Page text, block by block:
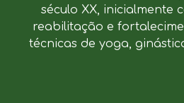
século XX, inicialmente
reabilitação e
técnicas de yoga,